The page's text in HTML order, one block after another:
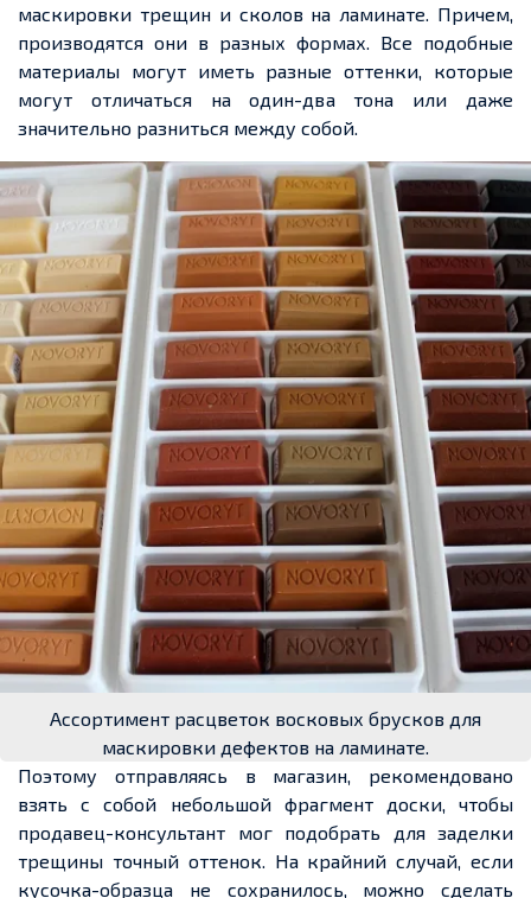
маскировки трещин и сколов на ламинате. Причем,
производятся они в разных формах. Все подобные
материалы могут иметь разные оттенки, которые
могут отличаться на один-два тона или даже
значительно разниться между собой.
Ассортимент расцветок восковых брусков для
маскировки дефектов на ламинате.
Поэтому отправляясь в магазин, рекомендовано
взять с собой небольшой фрагмент доски, чтобы
продавец-консультант мог подобрать для заделки
трещины точный оттенок. На крайний случай, если
кусочка-образца не сохранилось, можно сделать